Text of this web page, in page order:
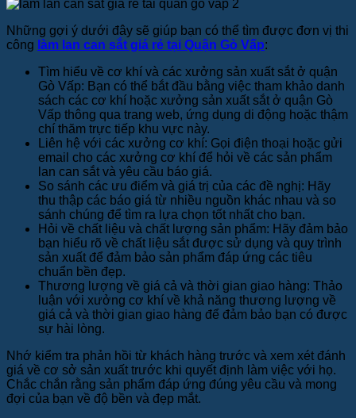
Những gợi ý dưới đây sẽ giúp bạn có thể tìm được đơn vị thi
công làm lan can sắt giá rẻ tại Quận Gò Vấp:
Tìm hiểu về cơ khí và các xưởng sản xuất sắt ở quận
Gò Vấp: Bạn có thể bắt đầu bằng việc tham khảo danh
sách các cơ khí hoặc xưởng sản xuất sắt ở quận Gò
Vấp thông qua trang web, ứng dụng di động hoặc thậm
chí thăm trực tiếp khu vực này.
Liên hệ với các xưởng cơ khí: Gọi điện thoại hoặc gửi
email cho các xưởng cơ khí để hỏi về các sản phẩm
lan can sắt và yêu cầu báo giá.
So sánh các ưu điểm và giá trị của các đề nghị: Hãy
thu thập các báo giá từ nhiều nguồn khác nhau và so
sánh chúng để tìm ra lựa chọn tốt nhất cho bạn.
Hỏi về chất liệu và chất lượng sản phẩm: Hãy đảm bảo
bạn hiểu rõ về chất liệu sắt được sử dụng và quy trình
sản xuất để đảm bảo sản phẩm đáp ứng các tiêu
chuẩn bền đẹp.
Thương lượng về giá cả và thời gian giao hàng: Thảo
luận với xưởng cơ khí về khả năng thương lượng về
giá cả và thời gian giao hàng để đảm bảo bạn có được
sự hài lòng.
Nhớ kiểm tra phản hồi từ khách hàng trước và xem xét đánh
giá về cơ sở sản xuất trước khi quyết định làm việc với họ.
Chắc chắn rằng sản phẩm đáp ứng đúng yêu cầu và mong
đợi của bạn về độ bền và đẹp mắt.